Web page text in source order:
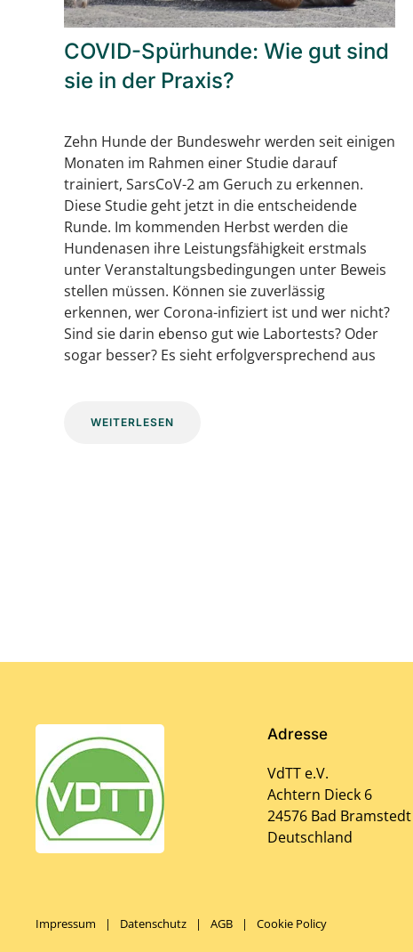
COVID-Spürhunde: Wie gut sind
sie in der Praxis?
Zehn Hunde der Bundeswehr werden seit einigen
Monaten im Rahmen einer Studie darauf
trainiert, SarsCoV-2 am Geruch zu erkennen.
Diese Studie geht jetzt in die entscheidende
Runde. Im kommenden Herbst werden die
Hundenasen ihre Leistungsfähigkeit erstmals
unter Veranstaltungsbedingungen unter Beweis
stellen müssen. Können sie zuverlässig
erkennen, wer Corona-infiziert ist und wer nicht?
Sind sie darin ebenso gut wie Labortests? Oder
sogar besser? Es sieht erfolgversprechend aus
WEITERLESEN
Adresse
VdTT e.V.
Achtern Dieck 6
24576 Bad Bramstedt
Deutschland
Impressum | Datenschutz | AGB | Cookie Policy